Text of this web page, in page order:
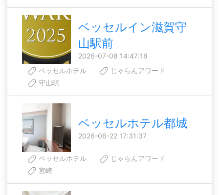
ベッセルイン滋賀守
山駅前
2026-07-08 14:47:18
ベッセルホテル
じゃらんアワード
守山駅
ベッセルホテル都城
2026-06-22 17:31:37
ベッセルホテル
じゃらんアワード
宮崎